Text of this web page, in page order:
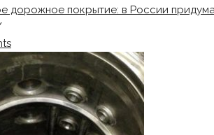
дорожное покрытие: в России